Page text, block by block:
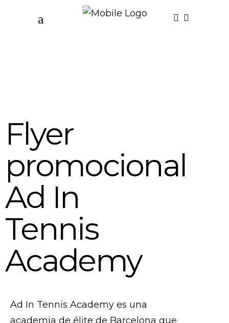
Flyer
promocional
Ad In
Tennis
Academy
Ad In Tennis Academy es una
academia de élite de Barcelona que